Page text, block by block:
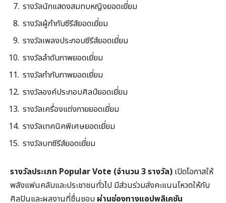
รางวัลนักแสดงสมทบหญิงยอดเยี่ยม
รางวัลผู้กำกับซีรีส์ยอดเยี่ยม
รางวัลเพลงประกอบซีรีส์ยอดเยี่ยม
รางวัลลำดับภาพยอดเยี่ยม
รางวัลกำกับภาพยอดเยี่ยม
รางวัลองค์ประกอบศิลป์ยอดเยี่ยม
รางวัลเครื่องแต่งกายยอดเยี่ยม
รางวัลเทคนิคพิเศษยอดเยี่ยม
รางวัลบทซีรีส์ยอดเยี่ยม
รางวัลประเภท Popular Vote (จำนวน 3รางวัล) เปิดโอกาสให้
พลังแฟนคลับและประชาชนทั่วไป มีส่วนร่วมส่งคะแนนโหวตให้กับ
ศิลปินและผลงานที่ชื่นชอบ ผ่านช่องทางแอปพลิเคชัน